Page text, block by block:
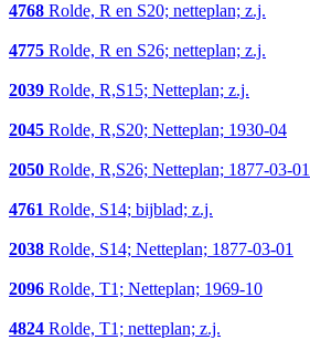
4768 Rolde, R en S20; netteplan; z.j.
4775 Rolde, R en S26; netteplan; z.j.
2039 Rolde, R,S15; Netteplan; z.j.
2045 Rolde, R,S20; Netteplan; 1930-04
2050 Rolde, R,S26; Netteplan; 1877-03-01
4761 Rolde, S14; bijblad; z.j.
2038 Rolde, S14; Netteplan; 1877-03-01
2096 Rolde, T1; Netteplan; 1969-10
4824 Rolde, T1; netteplan; z.j.